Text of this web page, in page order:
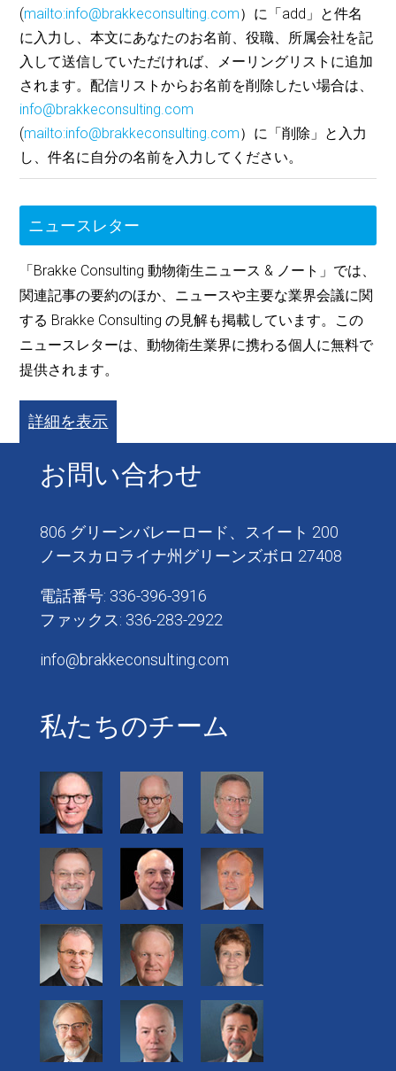
(mailto:info@brakkeconsulting.com）に「add」と件名
に入力し、本文にあなたのお名前、役職、所属会社を記
入して送信していただければ、メーリングリストに追加
されます。配信リストからお名前を削除したい場合は、
info@brakkeconsulting.com
(mailto:info@brakkeconsulting.com）に「削除」と入力
し、件名に自分の名前を入力してください。
ニュースレター
「Brakke Consulting 動物衛生ニュース & ノート」では、
関連記事の要約のほか、ニュースや主要な業界会議に関
する Brakke Consulting の見解も掲載しています。この
ニュースレターは、動物衛生業界に携わる個人に無料で
提供されます。
詳細を表示
お問い合わせ
806 グリーンバレーロード、スイート 200
ノースカロライナ州グリーンズボロ 27408
電話番号: 336-396-3916
ファックス: 336-283-2922
info@brakkeconsulting.com
私たちのチーム